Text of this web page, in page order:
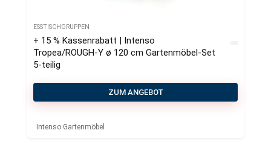
ESSTISCHGRUPPEN
+ 15 % Kassenrabatt | Intenso
Tropea/ROUGH-Y ø 120 cm Gartenmöbel-Set
5-teilig
ZUM ANGEBOT
Intenso Gartenmöbel